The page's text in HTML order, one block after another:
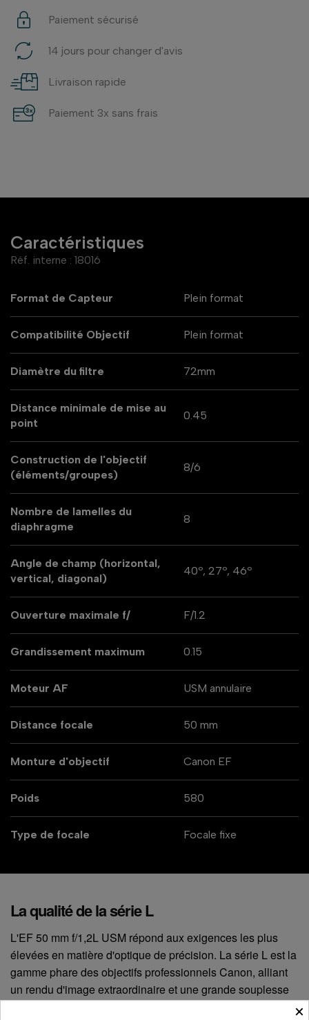
Paiement sécurisé
14 jours pour changer d'avis
Livraison rapide
Paiement 3x sans frais
Caractéristiques
Réf. interne : 18016
Format de Capteur Plein format
Compatibilité Objectif Plein format
Diamètre du filtre 72mm
Distance minimale de mise au
point
0.45
Construction de l'objectif
(éléments/groupes)
8/6
Nombre de lamelles du
diaphragme
8
Angle de champ (horizontal,
vertical, diagonal)
40º, 27º, 46º
Ouverture maximale f/ F/1.2
Grandissement maximum 0.15
Moteur AF USM annulaire
Distance focale 50 mm
Monture d'objectif Canon EF
Poids 580
Type de focale Focale fixe
La qualité de la série L
L'EF 50 mm f/1,2L USM répond aux exigences les plus
élevées en matière d'optique de précision. La série L est la
gamme phare des objectifs professionnels Canon, alliant
un rendu d'image extraordinaire et une grande souplesse
×